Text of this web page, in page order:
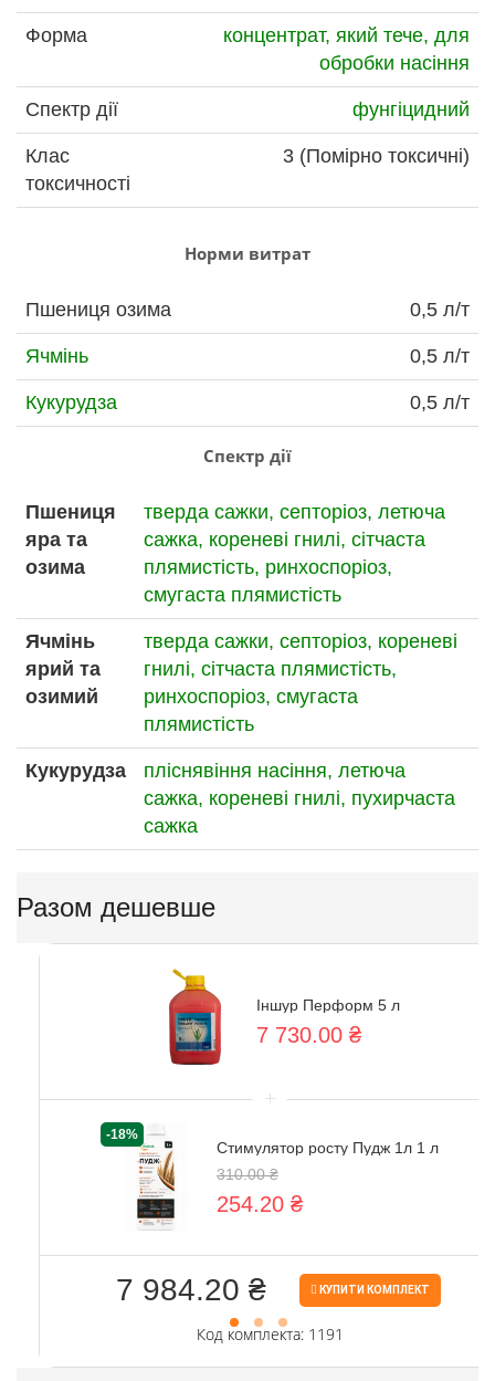
Форма
концентрат, який тече, для
обробки насіння
Спектр дії фунгіцидний
Клас
токсичності
3 (Помірно токсичні)
Норми витрат
Пшениця озима 0,5 л/т
Ячмінь 0,5 л/т
Кукурудза 0,5 л/т
Спектр дії
Пшениця
яра та
озима
тверда сажки, септоріоз, летюча
сажка, кореневі гнилі, сітчаста
плямистість, ринхоспоріоз,
смугаста плямистість
Ячмінь
ярий та
озимий
тверда сажки, септоріоз, кореневі
гнилі, сітчаста плямистість,
ринхоспоріоз, смугаста
плямистість
Кукурудза пліснявіння насіння, летюча
сажка, кореневі гнилі, пухирчаста
сажка
Разом дешевше
Іншур Перформ 5 л
7 730.00 ₴
+
-18%
Стимулятор росту Пудж 1л 1 л
310.00 ₴
254.20 ₴
Код комплекта: 1191
7 984.20 ₴ КУПИТИ КОМПЛЕКТ